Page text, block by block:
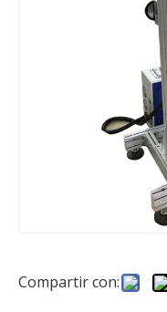
Compartir con: